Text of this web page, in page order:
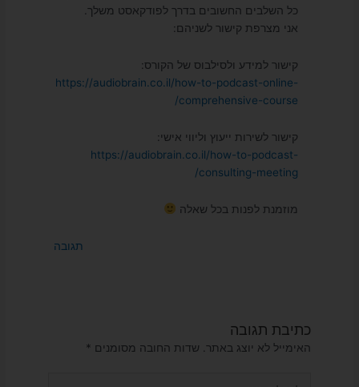
כל השלבים החשובים בדרך לפודקאסט משלך.
אני מצרפת קישור לשניהם:
קישור למידע ולסילבוס של הקורס:
https://audiobrain.co.il/how-to-podcast-online-
comprehensive-course/
קישור לשירות ייעוץ וליווי אישי:
https://audiobrain.co.il/how-to-podcast-
consulting-meeting/
מוזמנת לפנות בכל שאלה
תגובה
כתיבת תגובה
האימייל לא יוצג באתר. שדות החובה מסומנים *